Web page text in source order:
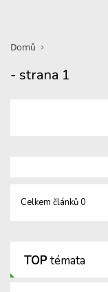
Domů
- strana 1
Celkem článků 0
TOPtémata